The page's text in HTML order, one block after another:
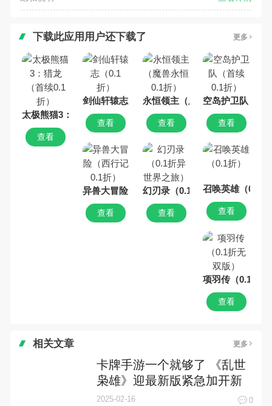
下载此应用用户还下载了 更多
太极熊猫3：猎龙（首续0.1折）
查看
剑仙轩辕志（0.1折）
查看
永恒领主（魔兽永恒0.1折）
查看
空岛护卫队（首
查看
异兽大冒险（西行记0.1折）
查看
幻刃录（0.1折异世界之旅）
查看
召唤英雄（0.1折
查看
项羽传（0.1折
查看
相关文章 更多
卡牌手游一个就够了 《乱世
枭雄》迎最新版紧急加开新
服
2025-02-16 0